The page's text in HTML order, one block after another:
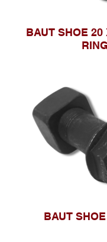
BAUT SHOE 20
RING
BAUT